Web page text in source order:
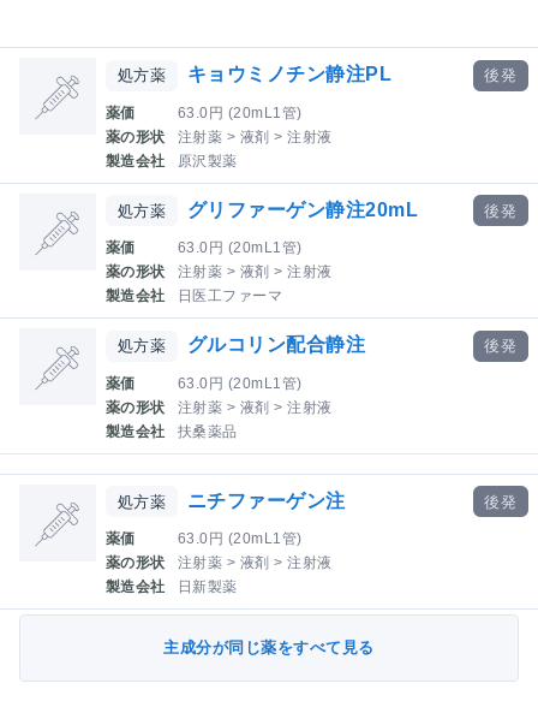
処方薬 キョウミノチン静注PL
薬価
63.0円 (20mL1管)
薬の形状
注射薬 > 液剤 > 注射液
製造会社
原沢製薬
後発
処方薬 グリファーゲン静注20mL
薬価
63.0円 (20mL1管)
薬の形状
注射薬 > 液剤 > 注射液
製造会社
日医工ファーマ
後発
処方薬 グルコリン配合静注
薬価
63.0円 (20mL1管)
薬の形状
注射薬 > 液剤 > 注射液
製造会社
扶桑薬品
後発
処方薬 ニチファーゲン注
薬価
63.0円 (20mL1管)
薬の形状
注射薬 > 液剤 > 注射液
製造会社
日新製薬
後発
主成分が同じ薬をすべて見る